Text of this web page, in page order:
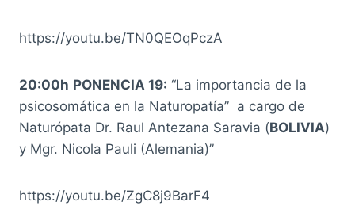
https://youtu.be/TN0QEOqPczA
20:00h PONENCIA 19: “La importancia de la
psicosomática en la Naturopatía” a cargo de
Naturópata Dr. Raul Antezana Saravia (BOLIVIA)
y Mgr. Nicola Pauli (Alemania)”
https://youtu.be/ZgC8j9BarF4